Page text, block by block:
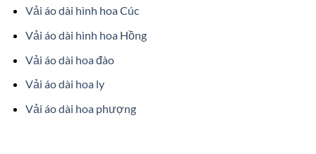
Vải áo dài hình hoa Cúc
Vải áo dài hình hoa Hồng
Vải áo dài hoa đào
Vải áo dài hoa ly
Vải áo dài hoa phượng